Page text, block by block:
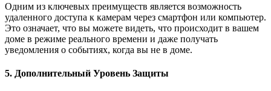
Одним из ключевых преимуществ является возможность
удаленного доступа к камерам через смартфон или компьютер.
Это означает, что вы можете видеть, что происходит в вашем
доме в режиме реального времени и даже получать
уведомления о событиях, когда вы не в доме.
5. Дополнительный Уровень Защиты